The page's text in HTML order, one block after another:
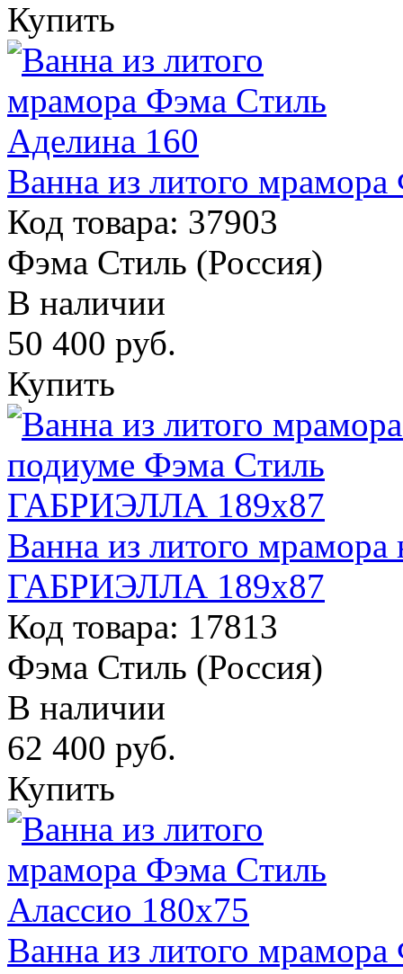
Купить
Ванна из литого
Код товара: 37903
Фэма Стиль (Россия)
В наличии
50 400 руб.
Купить
Ванна из литого
ГАБРИЭЛЛА 189х87
Код товара: 17813
Фэма Стиль (Россия)
В наличии
62 400 руб.
Купить
Ванна из литого